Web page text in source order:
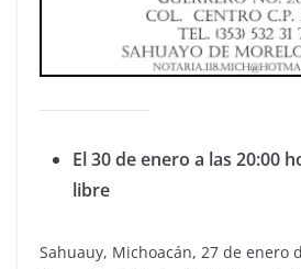
El 30 de enero a las 20:00
libre
Sahuauy, Michoacán, 27 de enero